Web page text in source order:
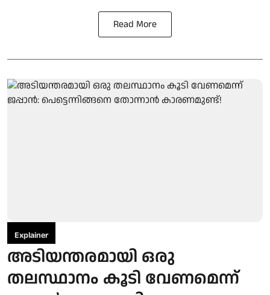
Read More
Explainer
അടിയന്തരമായി ഒരു
തലസ്ഥാനം കൂടി വേണമെന്ന്